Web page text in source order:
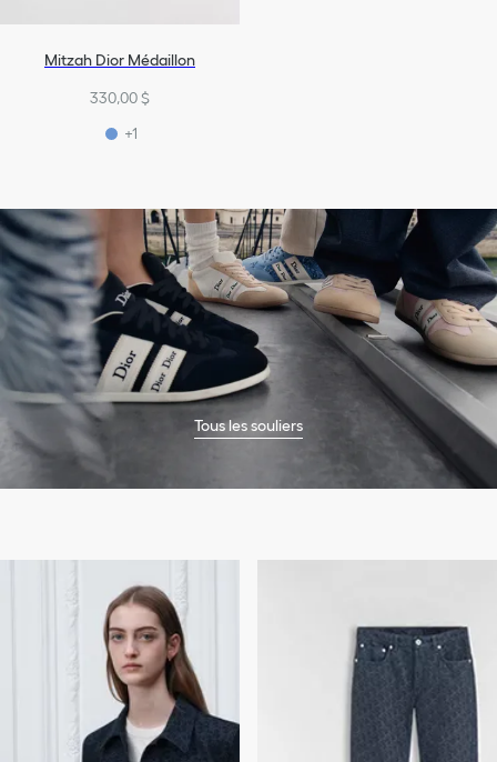
Mitzah Dior Médaillon
330,00 $
+1
Tous les souliers